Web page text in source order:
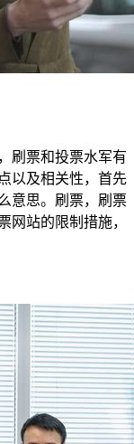
刷票和投票水军有
以及相关性，首先
意思。刷票，刷票
网站的限制措施，